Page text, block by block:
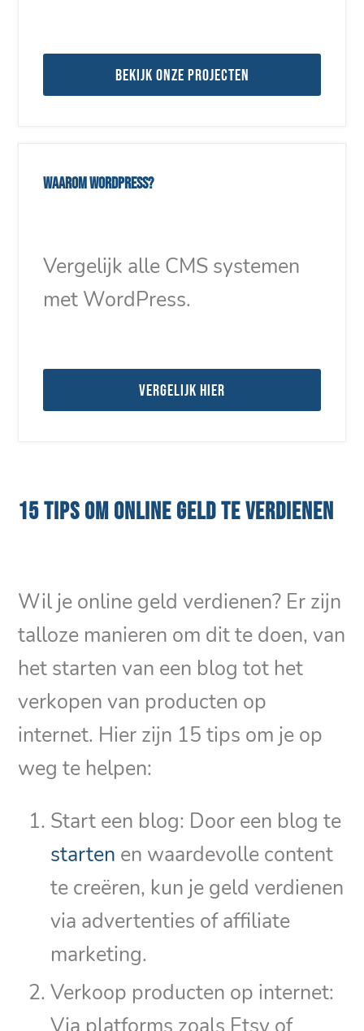
Bekijk onze projecten
Waarom WordPress?
Vergelijk alle CMS systemen
met WordPress.
Vergelijk hier
15 TIPS OM ONLINE GELD TE VERDIENEN
Wil je online geld verdienen? Er zijn
talloze manieren om dit te doen, van
het starten van een blog tot het
verkopen van producten op
internet. Hier zijn 15 tips om je op
weg te helpen:
Start een blog: Door een blog te
starten en waardevolle content
te creëren, kun je geld verdienen
via advertenties of affiliate
marketing.
Verkoop producten op internet: